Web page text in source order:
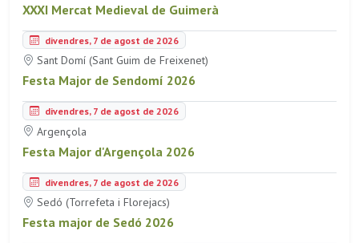
XXXI Mercat Medieval de Guimerà
divendres, 7 de agost de 2026
Sant Domí (Sant Guim de Freixenet)
Festa Major de Sendomí 2026
divendres, 7 de agost de 2026
Argençola
Festa Major d'Argençola 2026
divendres, 7 de agost de 2026
Sedó (Torrefeta i Florejacs)
Festa major de Sedó 2026